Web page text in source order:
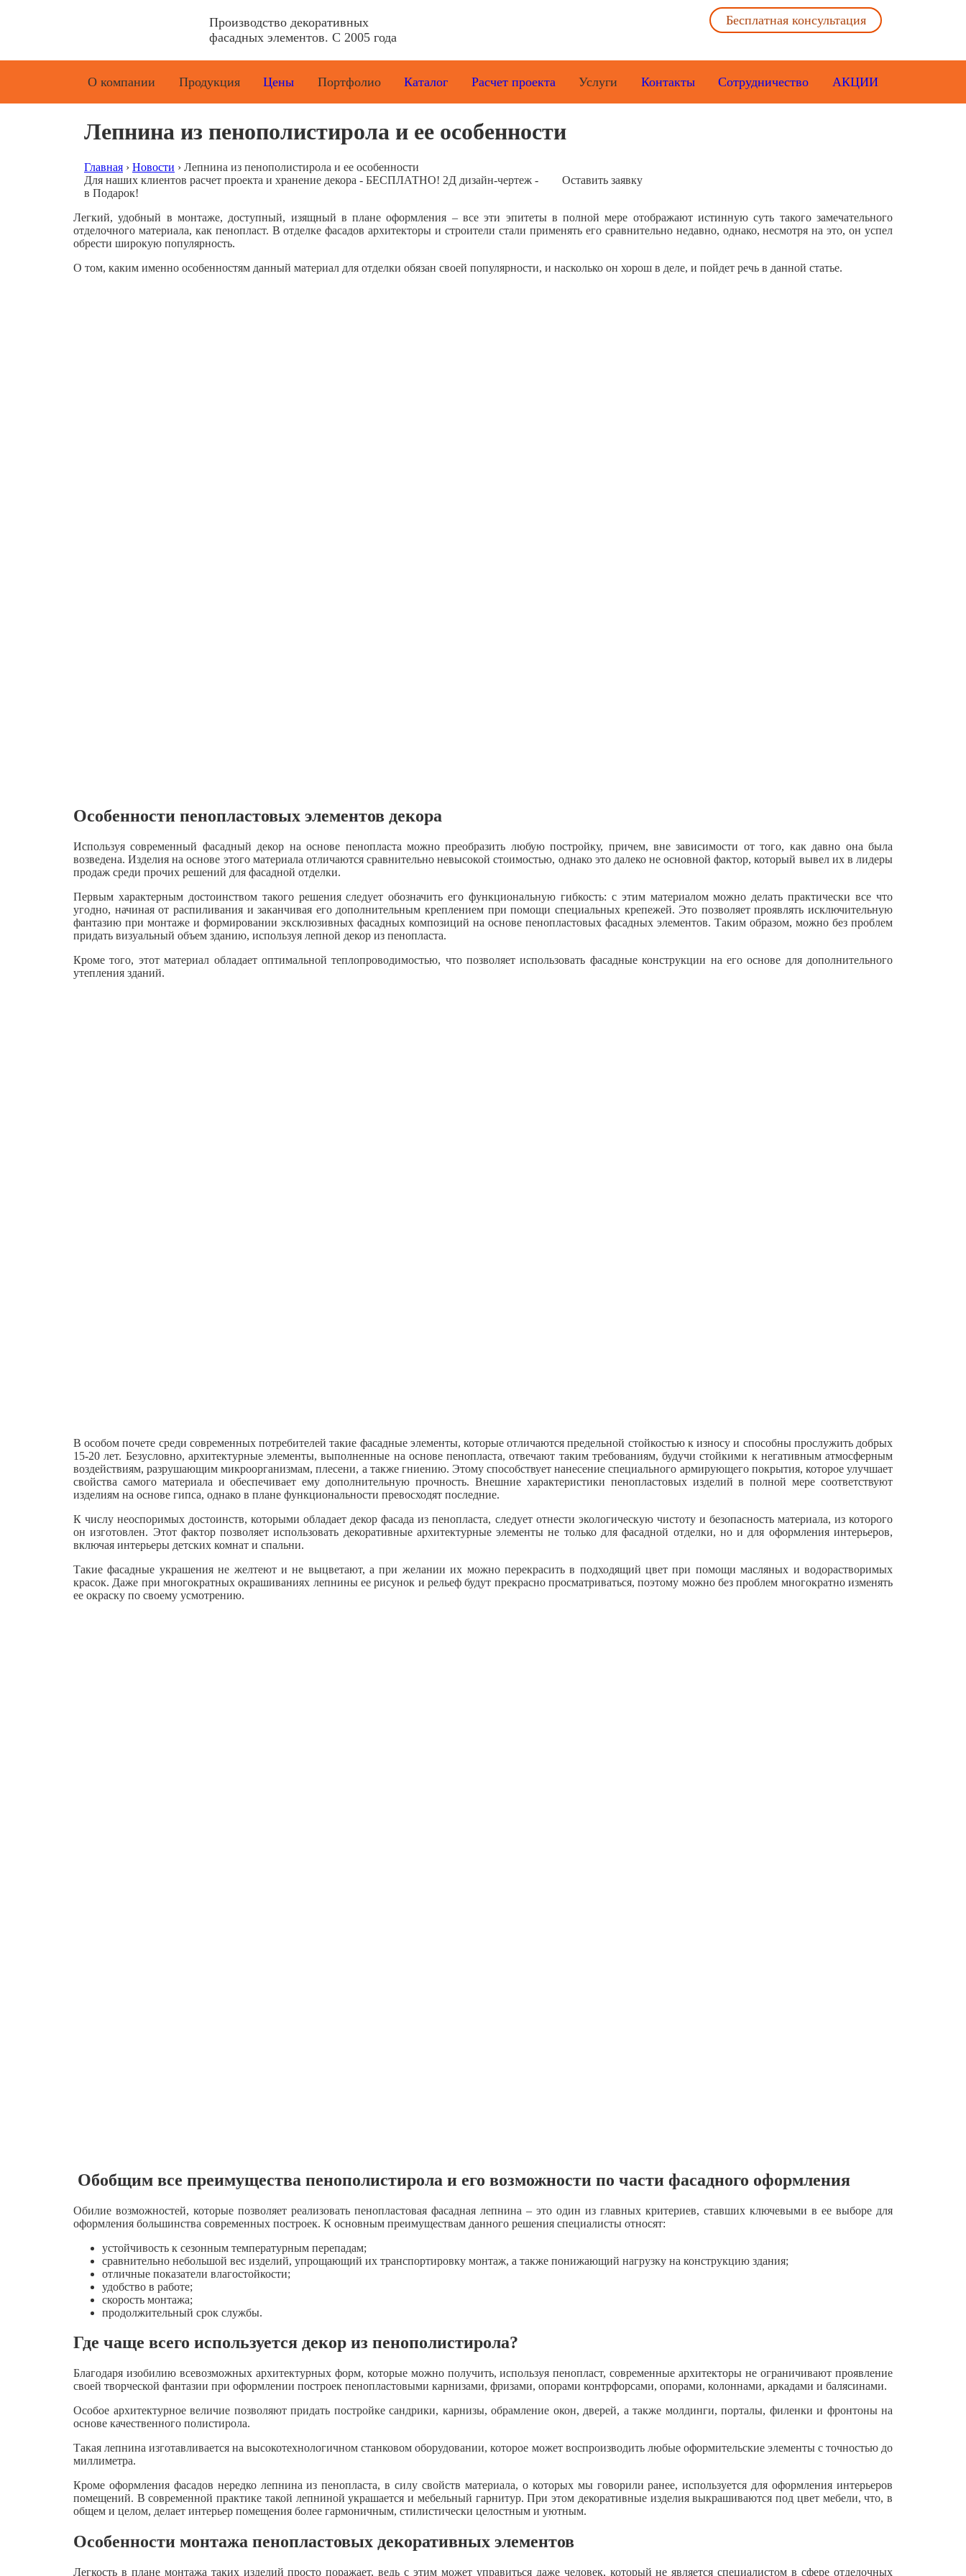
Производство декоративных
фасадных элементов. С 2005 года
Бесплатная консультация
О компании Продукция Цены Портфолио Каталог Расчет проекта Услуги Контакты Сотрудничество АКЦИИ
Лепнина из пенополистирола и ее особенности
Главная › Новости › Лепнина из пенополистирола и ее особенности
Для наших клиентов расчет проекта и хранение декора - БЕСПЛАТНО! 2Д дизайн-чертеж -
в Подарок!
Оставить заявку
Легкий, удобный в монтаже, доступный, изящный в плане оформления – все эти эпитеты в полной мере отображают истинную суть такого замечательного
отделочного материала, как пенопласт. В отделке фасадов архитекторы и строители стали применять его сравнительно недавно, однако, несмотря на это, он успел
обрести широкую популярность.
О том, каким именно особенностям данный материал для отделки обязан своей популярности, и насколько он хорош в деле, и пойдет речь в данной статье.
Особенности пенопластовых элементов декора
Используя современный фасадный декор на основе пенопласта можно преобразить любую постройку, причем, вне зависимости от того, как давно она была
возведена. Изделия на основе этого материала отличаются сравнительно невысокой стоимостью, однако это далеко не основной фактор, который вывел их в лидеры
продаж среди прочих решений для фасадной отделки.
Первым характерным достоинством такого решения следует обозначить его функциональную гибкость: с этим материалом можно делать практически все что
угодно, начиная от распиливания и заканчивая его дополнительным креплением при помощи специальных крепежей. Это позволяет проявлять исключительную
фантазию при монтаже и формировании эксклюзивных фасадных композиций на основе пенопластовых фасадных элементов. Таким образом, можно без проблем
придать визуальный объем зданию, используя лепной декор из пенопласта.
Кроме того, этот материал обладает оптимальной теплопроводимостью, что позволяет использовать фасадные конструкции на его основе для дополнительного
утепления зданий.
В особом почете среди современных потребителей такие фасадные элементы, которые отличаются предельной стойкостью к износу и способны прослужить добрых
15-20 лет. Безусловно, архитектурные элементы, выполненные на основе пенопласта, отвечают таким требованиям, будучи стойкими к негативным атмосферным
воздействиям, разрушающим микроорганизмам, плесени, а также гниению. Этому способствует нанесение специального армирующего покрытия, которое улучшает
свойства самого материала и обеспечивает ему дополнительную прочность. Внешние характеристики пенопластовых изделий в полной мере соответствуют
изделиям на основе гипса, однако в плане функциональности превосходят последние.
К числу неоспоримых достоинств, которыми обладает декор фасада из пенопласта, следует отнести экологическую чистоту и безопасность материала, из которого
он изготовлен. Этот фактор позволяет использовать декоративные архитектурные элементы не только для фасадной отделки, но и для оформления интерьеров,
включая интерьеры детских комнат и спальни.
Такие фасадные украшения не желтеют и не выцветают, а при желании их можно перекрасить в подходящий цвет при помощи масляных и водорастворимых
красок. Даже при многократных окрашиваниях лепнины ее рисунок и рельеф будут прекрасно просматриваться, поэтому можно без проблем многократно изменять
ее окраску по своему усмотрению.
Обобщим все преимущества пенополистирола и его возможности по части фасадного оформления
Обилие возможностей, которые позволяет реализовать пенопластовая фасадная лепнина – это один из главных критериев, ставших ключевыми в ее выборе для
оформления большинства современных построек. К основным преимуществам данного решения специалисты относят:
устойчивость к сезонным температурным перепадам;
сравнительно небольшой вес изделий, упрощающий их транспортировку монтаж, а также понижающий нагрузку на конструкцию здания;
отличные показатели влагостойкости;
удобство в работе;
скорость монтажа;
продолжительный срок службы.
Где чаще всего используется декор из пенополистирола?
Благодаря изобилию всевозможных архитектурных форм, которые можно получить, используя пенопласт, современные архитекторы не ограничивают проявление
своей творческой фантазии при оформлении построек пенопластовыми карнизами, фризами, опорами контрфорсами, опорами, колоннами, аркадами и балясинами.
Особое архитектурное величие позволяют придать постройке сандрики, карнизы, обрамление окон, дверей, а также молдинги, порталы, филенки и фронтоны на
основе качественного полистирола.
Такая лепнина изготавливается на высокотехнологичном станковом оборудовании, которое может воспроизводить любые оформительские элементы с точностью до
миллиметра.
Кроме оформления фасадов нередко лепнина из пенопласта, в силу свойств материала, о которых мы говорили ранее, используется для оформления интерьеров
помещений. В современной практике такой лепниной украшается и мебельный гарнитур. При этом декоративные изделия выкрашиваются под цвет мебели, что, в
общем и целом, делает интерьер помещения более гармоничным, стилистически целостным и уютным.
Особенности монтажа пенопластовых декоративных элементов
Легкость в плане монтажа таких изделий просто поражает, ведь с этим может управиться даже человек, который не является специалистом в сфере отделочных